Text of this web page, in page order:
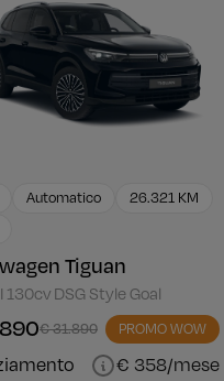
Automatico
26.321 KM
Tiguan
130cv DSG Style Goal
€ 31.890 PROMO WOW
€ 358/mese